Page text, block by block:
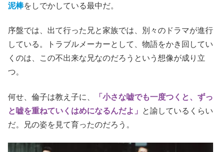
泥棒をしでかしている最中だ。
序盤では、出て行った兄と家族では、別々のドラマが進行
している。トラブルメーカーとして、物語をかき回してい
くのは、この不出来な兄なのだろうという想像が成り立
つ。
何せ、倫子は教え子に、
「小さな嘘でも一度つくと、ずっ
と嘘を重ねていくはめになるんだよ」
と諭しているくらい
だ。兄の姿を見て育ったのだろう。